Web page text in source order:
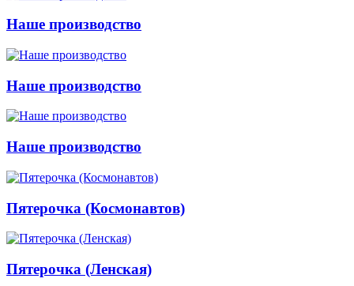
Наше производство
Наше производство
Наше производство
Пятерочка (Космонавтов)
Пятерочка (Ленская)